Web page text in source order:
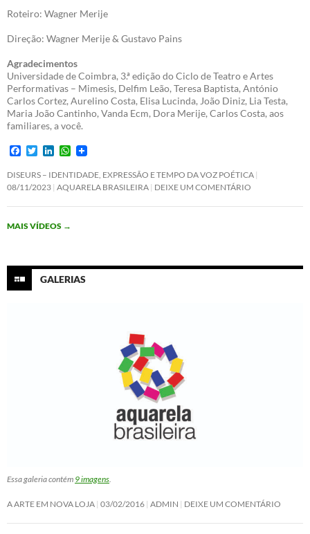
Roteiro: Wagner Merije
Direção: Wagner Merije & Gustavo Pains
Agradecimentos
Universidade de Coimbra, 3.ª edição do Ciclo de Teatro e Artes
Performativas – Mimesis, Delfim Leão, Teresa Baptista, António
Carlos Cortez, Aurelino Costa, Elisa Lucinda, João Diniz, Lia Testa,
Maria João Cantinho, Vanda Ecm, Dora Merije, Carlos Costa, aos
familiares, a você.
F
c
e
b
o
k
T
i
t
t
e
n
k
e
d
n
W
a
t
s
A
DISEURS – IDENTIDADE, EXPRESSÃO E TEMPO DA VOZ POÉTICA
08/11/2023 AQUARELA BRASILEIRA DEIXE UM COMENTÁRIO
MAIS VÍDEOS →
GALERIAS
Essa galeria contém 9 imagens.
A ARTE EM NOVA LOJA 03/02/2016 ADMIN DEIXE UM COMENTÁRIO